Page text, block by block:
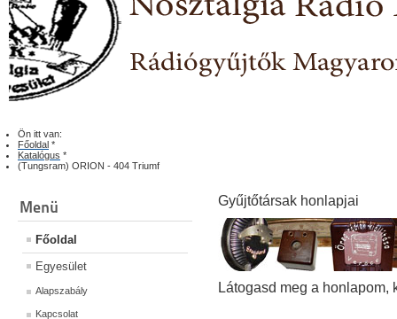
Ön itt van:
Főoldal *
Katalógus *
(Tungsram) ORION - 404 Triumf
Menü
Főoldal
Egyesület
Alapszabály
Kapcsolat
Gyűjtőtársak honlapjai
Látogasd meg a honlapom,